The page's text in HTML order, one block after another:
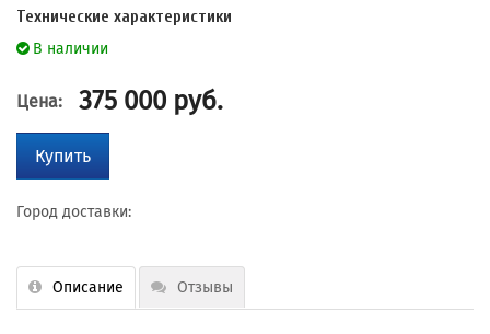
Технические характеристики
В наличии
Цена: 375 000 руб.
Купить
Город доставки:
Описание Отзывы